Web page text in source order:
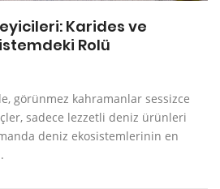
Karides ve
Rolü
görünmez kahramanlar sessizce
sadece lezzetli deniz ürünleri
deniz ekosistemlerinin en